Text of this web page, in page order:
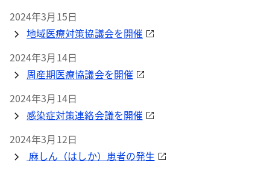
2024年3月15日
地域医療対策協議会を開催
2024年3月14日
周産期医療協議会を開催
2024年3月14日
感染症対策連絡会議を開催
2024年3月12日
麻しん（はしか）患者の発生